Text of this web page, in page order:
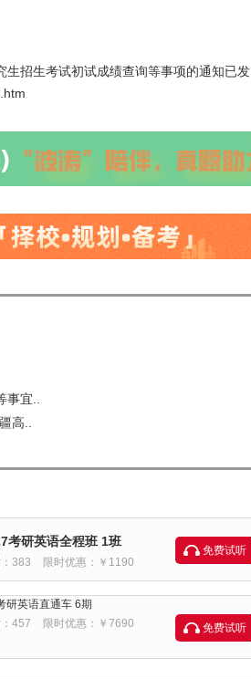
招生考试初试成绩查询等事项的通知已发
宜..
高..
考研英语全程班 1班
383 限时优惠：￥1190
免费试听
研英语直通车 6期
457
限时优惠：￥7690 免费试听